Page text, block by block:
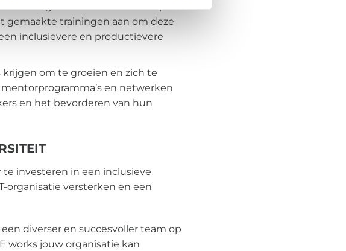
een grote invloed hebben op
gemaakte trainingen aan om deze
inclusievere en productievere
om te groeien en zich te
en netwerken
en het bevorderen van hun
investeren in een inclusieve
organisatie versterken en een
diverser en succesvoller team op
works jouw organisatie kan